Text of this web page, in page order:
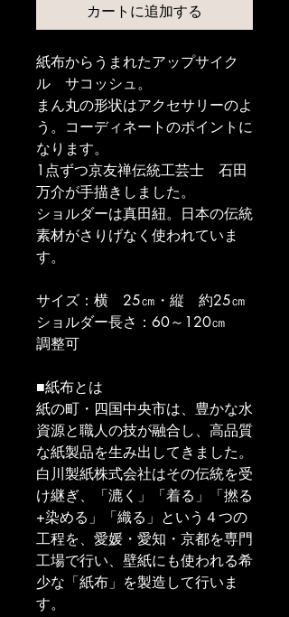
カートに追加する
紙布からうまれたアップサイク
ル　サコッシュ。
まん丸の形状はアクセサリーのよ
う。コーディネートのポイントに
なります。
1点ずつ京友禅伝統工芸士　石田
万介が手描きしました。
ショルダーは真田紐。日本の伝統
素材がさりげなく使われていま
す。
サイズ：横　25㎝・縦　約25㎝
ショルダー長さ：60～120㎝
調整可
■紙布とは
紙の町・四国中央市は、豊かな水
資源と職人の技が融合し、高品質
な紙製品を生み出してきました。
白川製紙株式会社はその伝統を受
け継ぎ、「漉く」「着る」「撚る
+染める」「織る」という４つの
工程を、愛媛・愛知・京都を専門
工場で行い、壁紙にも使われる希
少な「紙布」を製造して行いま
す。